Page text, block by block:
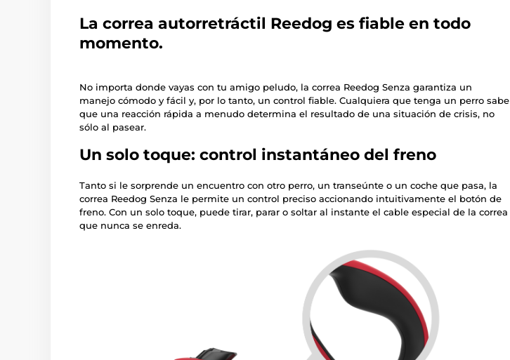
La correa autorretráctil Reedog es fiable en todo
momento.
No importa donde vayas con tu amigo peludo, la correa Reedog Senza garantiza un
manejo cómodo y fácil y, por lo tanto, un control fiable. Cualquiera que tenga un perro sabe
que una reacción rápida a menudo determina el resultado de una situación de crisis, no
sólo al pasear.
Un solo toque: control instantáneo del freno
Tanto si le sorprende un encuentro con otro perro, un transeúnte o un coche que pasa, la
correa Reedog Senza le permite un control preciso accionando intuitivamente el botón de
freno. Con un solo toque, puede tirar, parar o soltar al instante el cable especial de la correa
que nunca se enreda.